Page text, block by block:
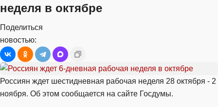
неделя в октябре
Поделиться
новостью:
Россиян ждет шестидневная рабочая неделя 28 октября - 2
ноября. Об этом сообщается на сайте Госдумы.